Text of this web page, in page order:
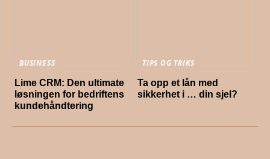
BUSINESS
Lime CRM: Den ultimate
løsningen for bedriftens
kundehåndtering
TIPS OG TRIKS
Ta opp et lån med
sikkerhet i … din sjel?